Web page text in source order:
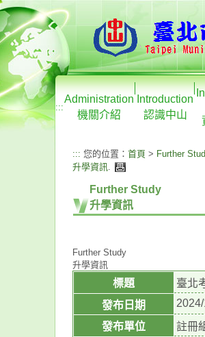
:::
Administration
機關介紹
Introduction
認識中山
::: 您的位置： 首頁 > Further
升學資訊.
Further Study
升學資訊
Further Study
升學資訊
標題
臺北
發布日期
發布單位
註冊